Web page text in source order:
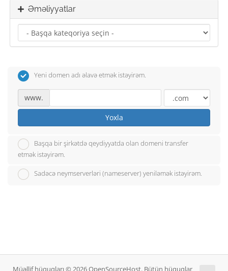
Əməliyyatlar
Yeni domen adı əlavə etmək istəyirəm.
www.
Yoxla
Başqa bir şirkətdə qeydiyyatda olan domeni transfer
etmək istəyirəm.
Sadəcə neymserverləri (nameserver) yeniləmək istəyirəm.
Müəllif hüquqları © 2026 OpenSourceHost. Bütün hüquqlar